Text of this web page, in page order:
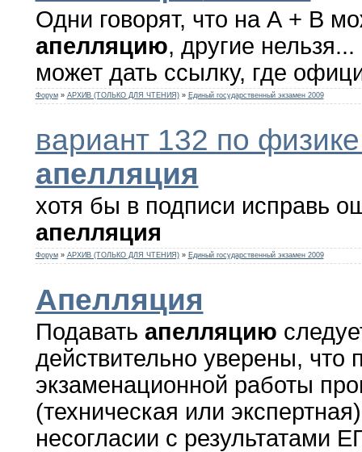
Одни говорят, что на А + В
апелляцию, другие
может дать ссылку, где
Форум » АРХИВ (ТОЛЬКО ДЛЯ ЧТЕНИЯ) » Единый государственный экзамен 2009
вариант 132 по
апелляция
хотя бы в подписи исправь
апелляция
Форум » АРХИВ (ТОЛЬКО ДЛЯ ЧТЕНИЯ) » Единый государственный экзамен 2009
Апелляция
Подавать апелляцию
действительно уверены, что
экзаменационной работы
(техническая или
несогласии с результатами